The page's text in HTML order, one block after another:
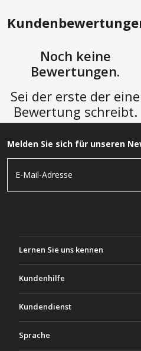
Noch keine
Bewertungen.
Sei der erste der eine
Bewertung schreibt.
Melden Sie sich für unseren
Lernen Sie uns kennen
Geschäftsbedingungen
Kundenhilfe
Kontaktiere uns
Kundendienst
Sprache